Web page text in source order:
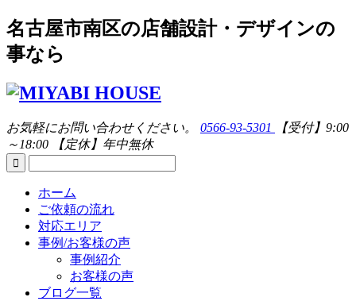
名古屋市南区の店舗設計・デザインの
事なら
お気軽にお問い合わせください。 0566-93-5301
【受付】9:00
～18:00 【定休】年中無休
ホーム
ご依頼の流れ
対応エリア
事例/お客様の声
事例紹介
お客様の声
ブログ一覧